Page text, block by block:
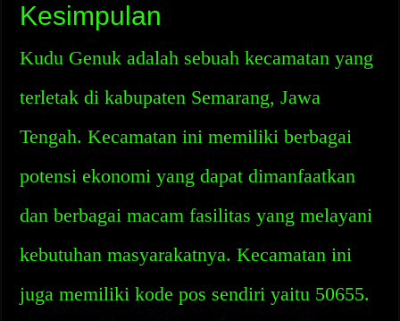
Kesimpulan
Kudu Genuk adalah sebuah kecamatan yang
terletak di kabupaten Semarang, Jawa
Tengah. Kecamatan ini memiliki berbagai
potensi ekonomi yang dapat dimanfaatkan
dan berbagai macam fasilitas yang melayani
kebutuhan masyarakatnya. Kecamatan ini
juga memiliki kode pos sendiri yaitu 50655.